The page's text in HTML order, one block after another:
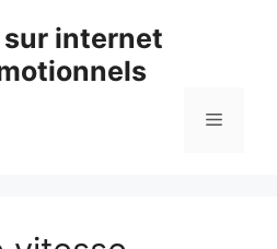
internet
Menu